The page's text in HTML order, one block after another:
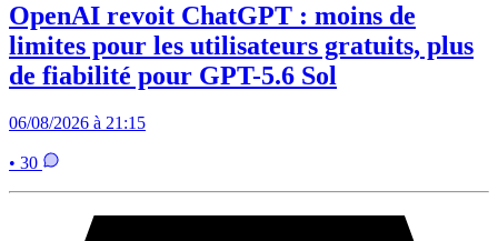
OpenAI revoit ChatGPT : moins de
limites pour les utilisateurs gratuits, plus
de fiabilité pour GPT-5.6 Sol
06/08/2026 à 21:15
• 30